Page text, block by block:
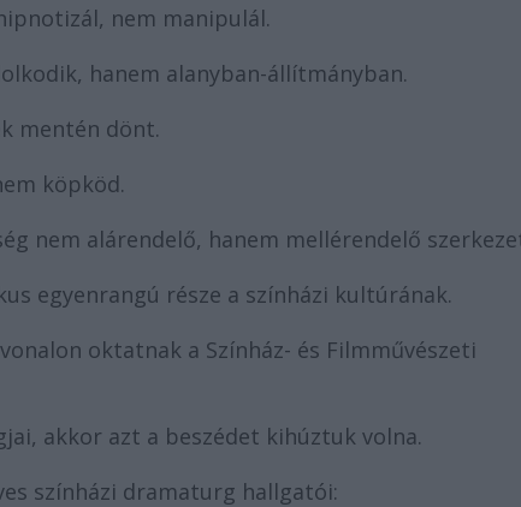
nem manipulál.
hanem alanyban-állítmányban.
mentén dönt.
köpköd.
nem alárendelő, hanem mellérendelő
egyenrangú része a színházi kultúrának.
oktatnak a Színház- és Filmművészeti
akkor azt a beszédet kihúztuk volna.
színházi dramaturg hallgatói: